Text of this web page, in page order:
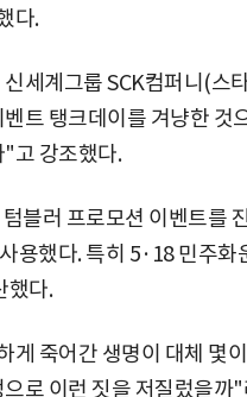
다.
세계그룹 SCK컴퍼니(스
트 탱크데이를 겨냥한 것
고 강조했다.
블러 프로모션 이벤트를
용했다. 특히 5·18 민주
했다.
게 죽어간 생명이 대체 몇
로 이런 짓을 저질렀을